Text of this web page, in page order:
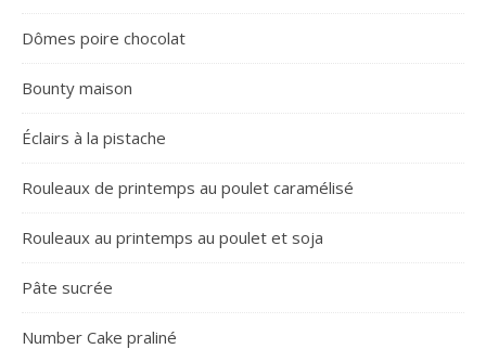
Dômes poire chocolat
Bounty maison
Éclairs à la pistache
Rouleaux de printemps au poulet caramélisé
Rouleaux au printemps au poulet et soja
Pâte sucrée
Number Cake praliné